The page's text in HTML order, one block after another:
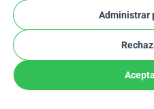
★★★★★4,9 / 5 según más
Administrar